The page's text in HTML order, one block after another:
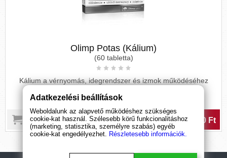
Olimp Potas (Kálium)
(60 tabletta)
Kálium a vérnyomás, idegrendszer és izmok működéséhez
2 890 Ft
Adatkezelési beállítások
Weboldalunk az alapvető működéshez szükséges
cookie-kat használ. Szélesebb körű funkcionalitáshoz
(marketing, statisztika, személyre szabás) egyéb
cookie-kat engedélyezhet. Részletesebb információk.